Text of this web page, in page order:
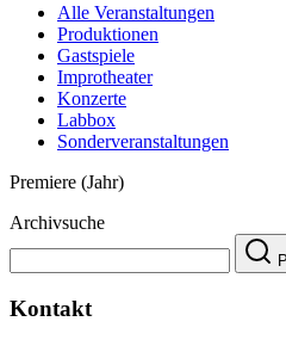
Alle Veranstaltungen
Produktionen
Gastspiele
Improtheater
Konzerte
Labbox
Sonderveranstaltungen
Premiere (Jahr)
Archivsuche
Kontakt